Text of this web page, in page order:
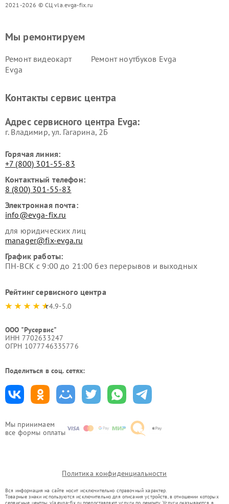
2021-2026 © СЦ vla.evga-fix.ru
Мы принимаем
все формы оплаты
Мы ремонтируем
Ремонт видеокарт
Evga
Ремонт ноутбуков Evga
Контакты сервис центра
Адрес сервисного центра Evga:
г. Владимир, ул. Гагарина, 2Б
Горячая линия:
+7 (800) 301-55-83
Контактный телефон:
8 (800) 301-55-83
Электронная почта:
info@evga-fix.ru
для юридических лиц
manager@fix-evga.ru
График работы:
ПН-ВСК с 9:00 до 21:00 без перерывов и выходных
Рейтинг сервисного центра
4.9-5.0
ООО "Русервис"
ИНН 7702633247
ОГРН 1077746335776
Поделиться в соц. сетях:
Политика конфиденциальности
Вся информация на сайте носит исключительно справочный характер.
Товарные знаки используются исключительно для описания устройств, в отношении которых
сервисные центры vla.evga-fix.ru предоставляют услуги по ремонту. Услуги оказываются в